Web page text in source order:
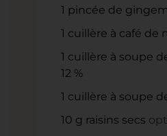
1 pincée de
1 cuillère à café de
1 cuillère à soupe
12 %
1 cuillère à soupe
10 g raisins secs